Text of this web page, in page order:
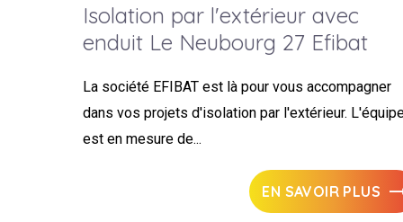
Isolation par l'extérieur avec
enduit Le Neubourg 27 Efibat
La société EFIBAT est là pour vous accompagner
dans vos projets d'isolation par l'extérieur.
est en mesure de...
EN SAVOIR PLUS